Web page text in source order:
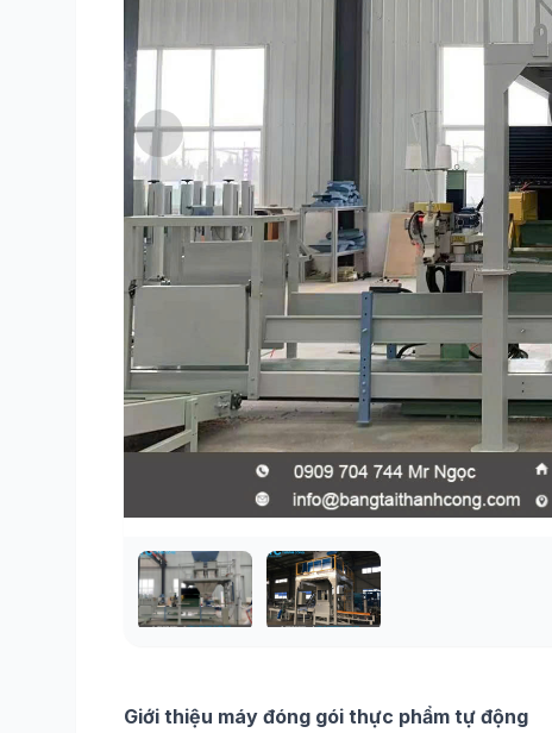
Giới thiệu máy đóng gói thực phẩm tự động